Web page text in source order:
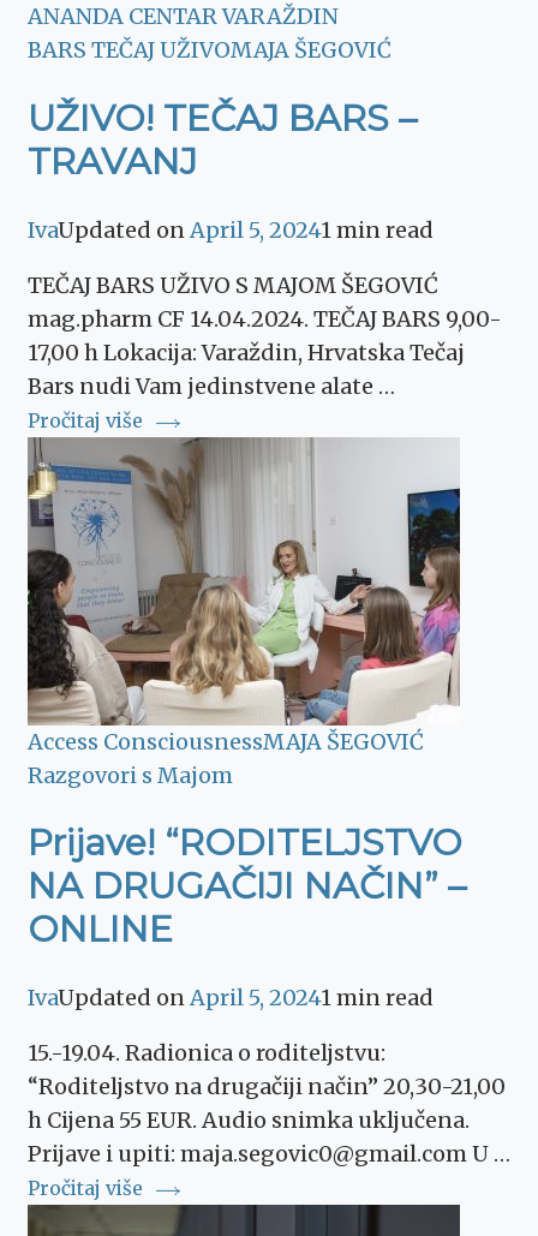
ANANDA CENTAR VARAŽDIN
BARS TEČAJ UŽIVOMAJA ŠEGOVIĆ
UŽIVO! TEČAJ BARS –
TRAVANJ
IvaUpdated on April 5, 20241 min read
TEČAJ BARS UŽIVO S MAJOM ŠEGOVIĆ
mag.pharm CF 14.04.2024. TEČAJ BARS 9,00-
17,00 h Lokacija: Varaždin, Hrvatska Tečaj
Bars nudi Vam jedinstvene alate …
Pročitaj više
Access ConsciousnessMAJA ŠEGOVIĆ
Razgovori s Majom
Prijave! “RODITELJSTVO
NA DRUGAČIJI NAČIN” –
ONLINE
IvaUpdated onApril 5, 20241 min read
15.-19.04. Radionica o roditeljstvu:
“Roditeljstvo na drugačiji način” 20,30-21,00
h Cijena 55 EUR. Audio snimka uključena.
Prijave i upiti: maja.segovic0@gmail.com U …
Pročitaj više